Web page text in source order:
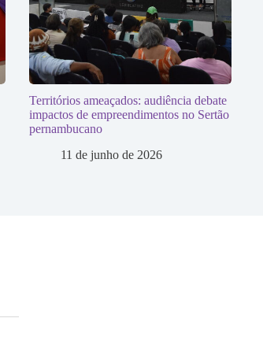
Territórios ameaçados: audiência debate
impactos de empreendimentos no Sertão
pernambucano
11 de junho de 2026